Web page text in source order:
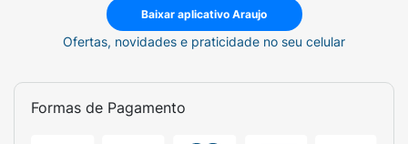
Baixar aplicativo Araujo
Ofertas, novidades e praticidade no seu celular
Formas de Pagamento